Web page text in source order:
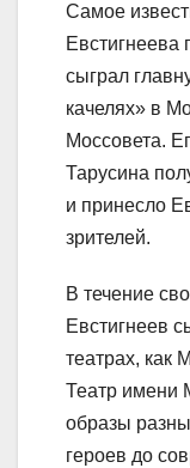
Самое
Евстигнеева
сыграл
качелях» в
Моссовета.
Тарусина
и принесло
зрителей.
В течение
Евстигнеев
театрах, как
Театр имени
образы
героев до